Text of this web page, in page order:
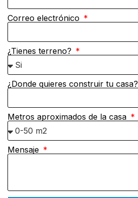
Correo electrónico
¿Tienes terreno?
¿Donde quieres construir tu casa?
Metros aproximados de la casa
Mensaje